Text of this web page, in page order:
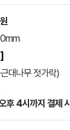
대나무 젓가락)
후 4시까지 결제 시